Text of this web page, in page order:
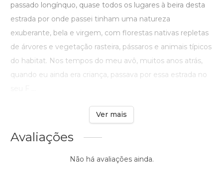
passado longínquo, quase todos os lugares à beira desta
estrada por onde passei tinham uma natureza
exuberante, bela e virgem, com florestas nativas repletas
de árvores e vegetação rasteira, pássaros e animais típicos
do habitat. Nos tempos do meu avô, muitos anos atrás,
quando eu ainda era criança, passava por essa estrada no
Ver mais
Avaliações
Não há avaliações ainda.